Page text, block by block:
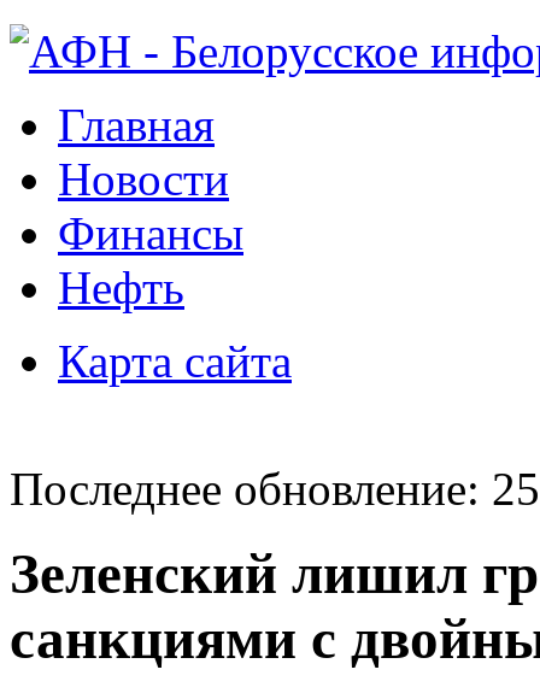
Главная
Новости
Финансы
Нефть
Карта сайта
Последнее обновление:
Зеленский лишил
санкциями с